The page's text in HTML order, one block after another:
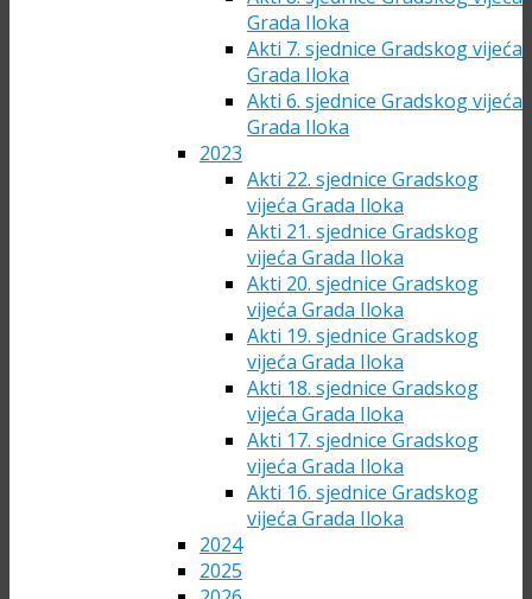
Grada Iloka
Akti 7. sjednice Gradskog vijeća
Grada Iloka
Akti 6. sjednice Gradskog vijeća
Grada Iloka
2023
Akti 22. sjednice Gradskog
vijeća Grada Iloka
Akti 21. sjednice Gradskog
vijeća Grada Iloka
Akti 20. sjednice Gradskog
vijeća Grada Iloka
Akti 19. sjednice Gradskog
vijeća Grada Iloka
Akti 18. sjednice Gradskog
vijeća Grada Iloka
Akti 17. sjednice Gradskog
vijeća Grada Iloka
Akti 16. sjednice Gradskog
vijeća Grada Iloka
2024
2025